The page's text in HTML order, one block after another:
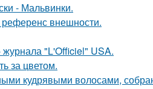
- Мальвинки.
внешности.
"L'Officiel" USA.
за цветом.
кудрявыми волосами,